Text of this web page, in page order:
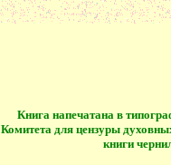
Книга напечатана в
Комитета для цензуры
книги